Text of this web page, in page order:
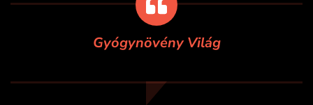
Gyógynövény Világ